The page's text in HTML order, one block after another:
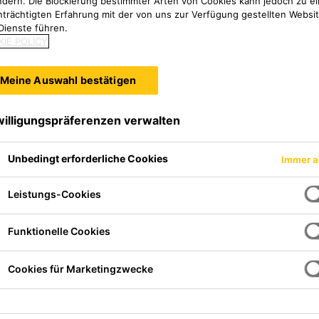
beständiges Wachs aus
Das Produkt ist
Korrosion in Hohlräumen
welche die Hohlräume gegen
Erfahrung mit der von uns zur Verfügung gestellten
führen.
POLICY
Meine Auswahl bestätigen
verwalten
Unbedingt erforderliche Cookies Immer
Leistungs-Cookies
Funktionelle Cookies
Cookies für Marketingzwecke